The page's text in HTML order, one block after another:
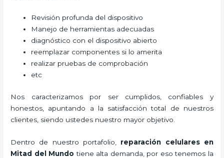
Revisión profunda del dispositivo
Manejo de herramientas adecuadas
diagnóstico con el dispositivo abierto
reemplazar componentes si lo amerita
realizar pruebas de comprobación
etc
Nos caracterizamos por ser cumplidos, confiables y
honestos, apuntando a la satisfacción total de nuestros
clientes, siendo ustedes nuestro mayor objetivo.
Dentro de nuestro portafolio, reparación celulares en
Mitad del Mundo tiene alta demanda, por eso tenemos la